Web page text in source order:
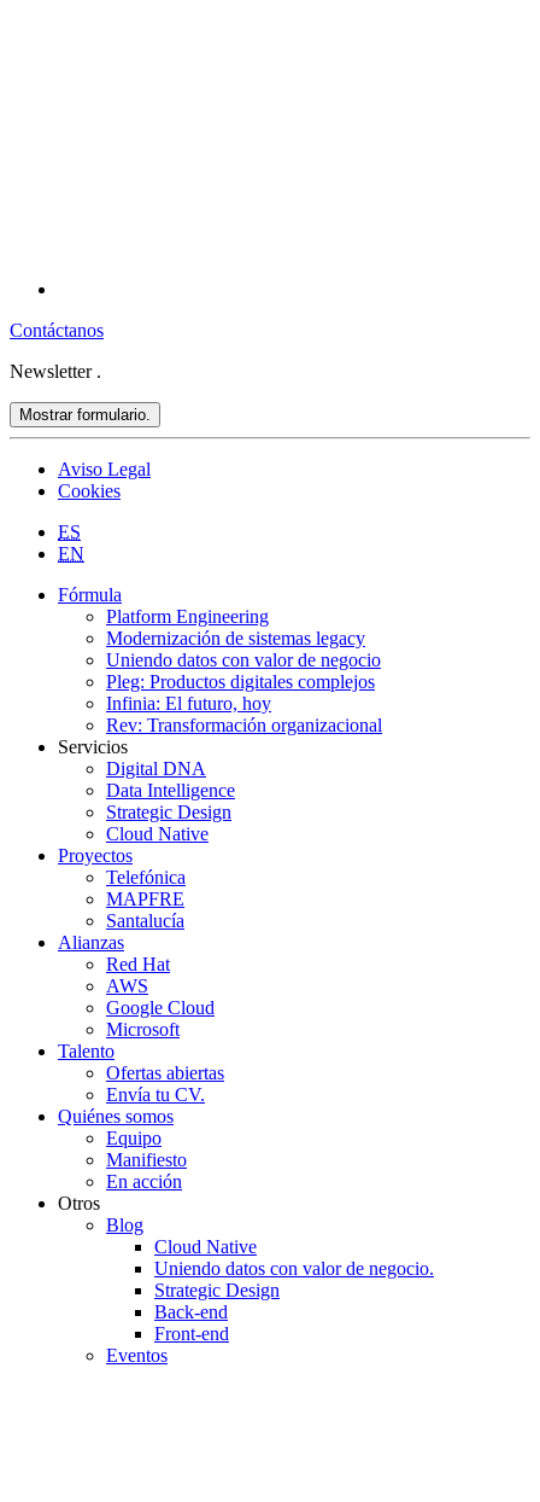
Contáctanos
Newsletter .
Mostrar formulario.
Aviso Legal
Cookies
ES
EN
Fórmula
Platform Engineering
Modernización de sistemas legacy
Uniendo datos con valor de negocio
Pleg: Productos digitales complejos
Infinia: El futuro, hoy
Rev: Transformación organizacional
Servicios
Digital DNA
Data Intelligence
Strategic Design
Cloud Native
Proyectos
Telefónica
MAPFRE
Santalucía
Alianzas
Red Hat
AWS
Google Cloud
Microsoft
Talento
Ofertas abiertas
Envía tu CV.
Quiénes somos
Equipo
Manifiesto
En acción
Otros
Blog
Cloud Native
Uniendo datos con valor de negocio.
Strategic Design
Back-end
Front-end
Eventos